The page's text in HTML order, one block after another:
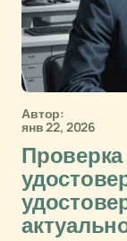
Автор:
янв 22, 2026
Проверка